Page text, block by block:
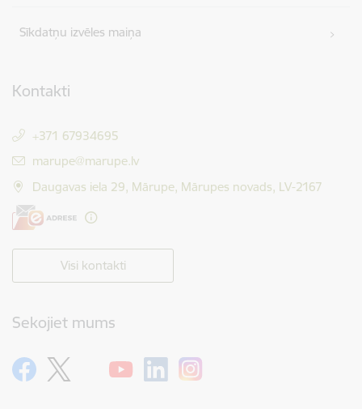
Sīkdatņu izvēles maiņa
Kontakti
+371 67934695
E-pasts:
marupe@marupe.lv
Daugavas iela 29, Mārupe, Mārupes novads, LV-2167
Visi kontakti
Sekojiet mums